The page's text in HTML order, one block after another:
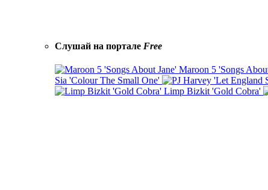
Слушай на портале Free
Maroon 5 'Songs
Sia 'Colour The Small One'
Limp Bizkit 'Gold Cobra'